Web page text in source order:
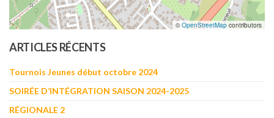
©OpenStreetMap contributors
ARTICLES RÉCENTS
Tournois Jeunes début octobre 2024
SOIRÉE D’INTÉGRATION SAISON 2024-2025
RÉGIONALE 2